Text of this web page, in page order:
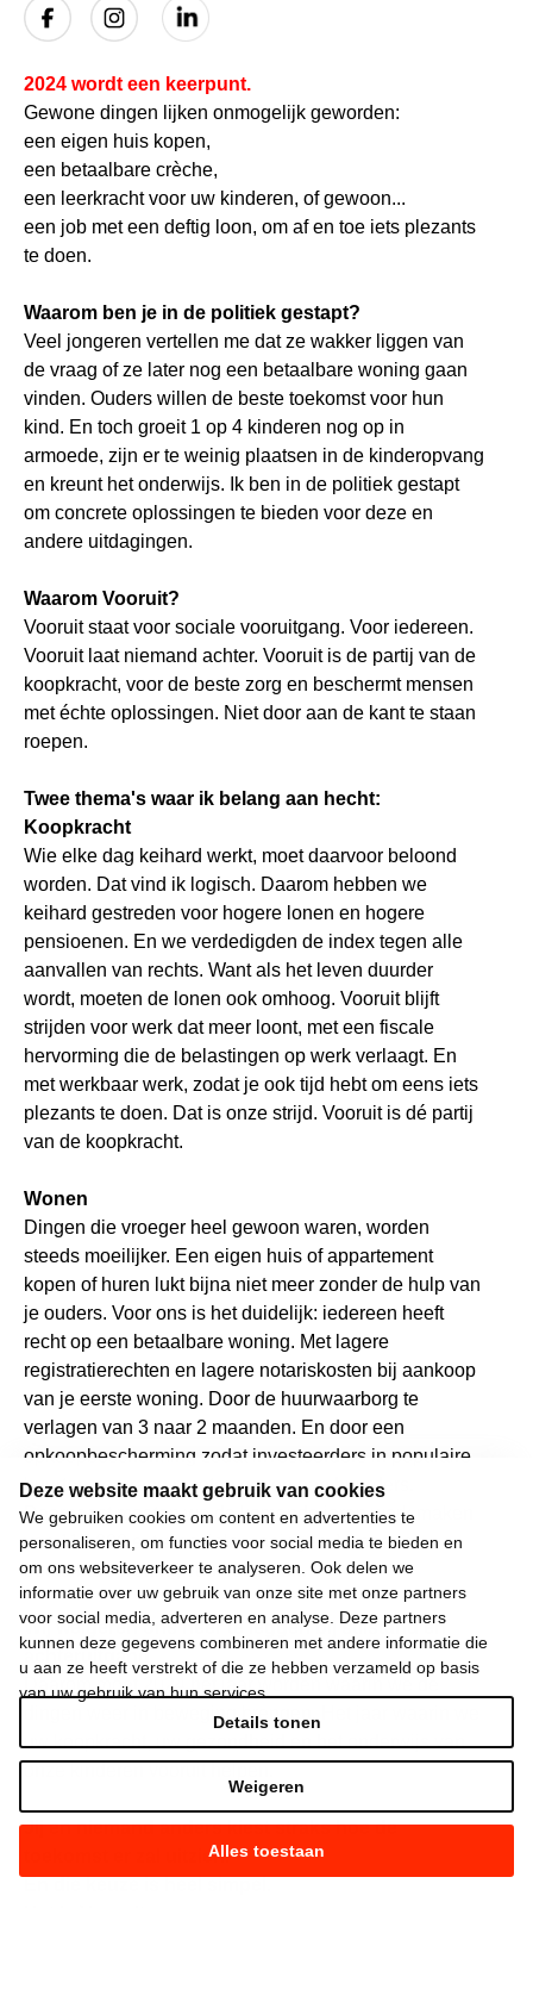
Deze website maakt gebruik van cookies
We gebruiken cookies om content en advertenties te
personaliseren, om functies voor social media te bieden en
om ons websiteverkeer te analyseren. Ook delen we
informatie over uw gebruik van onze site met onze partners
voor social media, adverteren en analyse. Deze partners
kunnen deze gegevens combineren met andere informatie die
u aan ze heeft verstrekt of die ze hebben verzameld op basis
van uw gebruik van hun services.
Alles toestaan
Weigeren
Details tonen
2024 wordt een keerpunt.
Gewone dingen lijken onmogelijk geworden:
een eigen huis kopen,
een betaalbare crèche,
een leerkracht voor uw kinderen, of gewoon...
een job met een deftig loon, om af en toe iets plezants
te doen.
Waarom ben je in de politiek gestapt?
Veel jongeren vertellen me dat ze wakker liggen van
de vraag of ze later nog een betaalbare woning gaan
vinden. Ouders willen de beste toekomst voor hun
kind. En toch groeit 1 op 4 kinderen nog op in
armoede, zijn er te weinig plaatsen in de kinderopvang
en kreunt het onderwijs. Ik ben in de politiek gestapt
om concrete oplossingen te bieden voor deze en
andere uitdagingen.
Waarom Vooruit?
Vooruit staat voor sociale vooruitgang. Voor iedereen.
Vooruit laat niemand achter. Vooruit is de partij van de
koopkracht, voor de beste zorg en beschermt mensen
met échte oplossingen. Niet door aan de kant te staan
roepen.
Twee thema's waar ik belang aan hecht:
Koopkracht
Wie elke dag keihard werkt, moet daarvoor beloond
worden. Dat vind ik logisch. Daarom hebben we
keihard gestreden voor hogere lonen en hogere
pensioenen. En we verdedigden de index tegen alle
aanvallen van rechts. Want als het leven duurder
wordt, moeten de lonen ook omhoog. Vooruit blijft
strijden voor werk dat meer loont, met een fiscale
hervorming die de belastingen op werk verlaagt. En
met werkbaar werk, zodat je ook tijd hebt om eens iets
plezants te doen. Dat is onze strijd. Vooruit is dé partij
van de koopkracht.
Wonen
Dingen die vroeger heel gewoon waren, worden
steeds moeilijker. Een eigen huis of appartement
kopen of huren lukt bijna niet meer zonder de hulp van
je ouders. Voor ons is het duidelijk: iedereen heeft
recht op een betaalbare woning. Met lagere
registratierechten en lagere notariskosten bij aankoop
van je eerste woning. Door de huurwaarborg te
verlagen van 3 naar 2 maanden. En door een
opkoopbescherming zodat investeerders in populaire
buurten voorrang moeten geven aan huurders.
Daarnaast moeten we de komende jaren werk maken
van 115.000 extra sociale woningen. Voor een
betaalbare woning voor iedereen.
Wij weigeren ons neer te leggen bij stilstand en
achteruitgang.
Daarom moet 2024 het jaar worden waarin we de
dingen weer in beweging brengen. Het jaar waarin we
uw koopkracht, uw gezondheid en het onderwijs van
Jij en niemand anders kiest straks hoe de
toekomst er zal uitzien.